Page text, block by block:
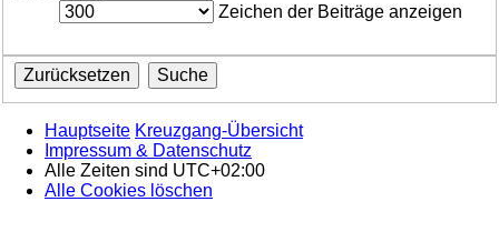
Zeichen der Beiträge anzeigen
Hauptseite Kreuzgang-Übersicht
Impressum & Datenschutz
Alle Zeiten sind UTC+02:00
Alle Cookies löschen